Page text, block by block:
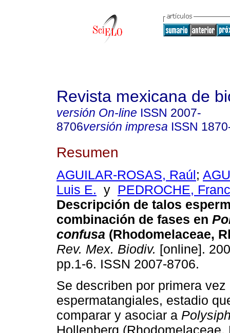
Revista mexicana de
versión On-line ISSN 2007-
8706versión impresa ISSN
Resumen
AGUILAR-ROSAS, Raúl;
Luis E. y PEDROCHE,
Descripción de talos
combinación de fases en
confusa (Rhodomelaceae,
Rev. Mex. Biodiv. [online].
pp.1-6. ISSN 2007-8706.
Se describen por primera
espermatangiales, estadio
comparar y asociar a
Hollenberg (Rhodomelaceae,